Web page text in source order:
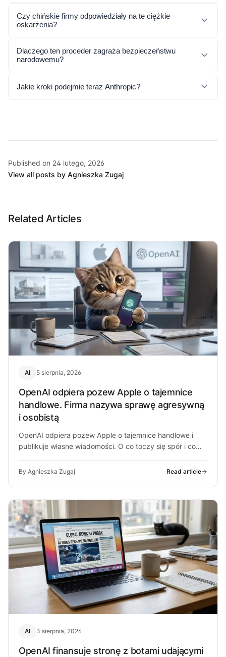
Czy chińskie firmy odpowiedziały na te ciężkie
oskarżenia?
Dlaczego ten proceder zagraża bezpieczeństwu
narodowemu?
Jakie kroki podejmie teraz Anthropic?
Published on 24 lutego, 2026
View all posts by Agnieszka Zugaj
Related Articles
AI 5 sierpnia, 2026
OpenAI odpiera pozew Apple o tajemnice
handlowe. Firma nazywa sprawę agresywną
i osobistą
OpenAI odpiera pozew Apple o tajemnice handlowe i
publikuje własne wiadomości. O co toczy się spór i co
By Agnieszka Zugaj Read article
AI 3 sierpnia, 2026
OpenAI finansuje stronę z botami udającymi